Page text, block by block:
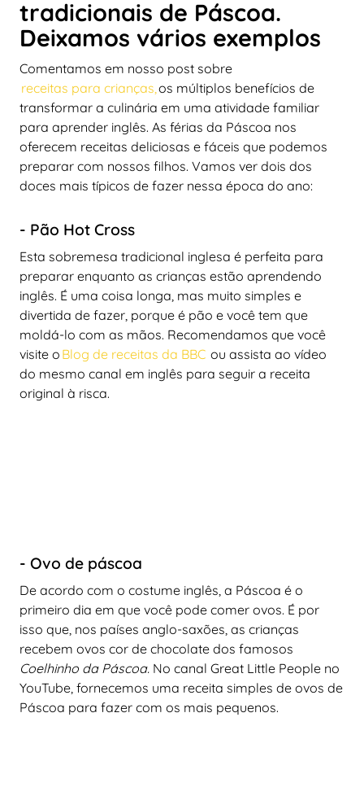
tradicionais de Páscoa.
Deixamos vários exemplos
Comentamos em nosso post sobre
receitas para crianças,os múltiplos benefícios de
transformar a culinária em uma atividade familiar
para aprender inglês. As férias da Páscoa nos
oferecem receitas deliciosas e fáceis que podemos
preparar com nossos filhos. Vamos ver dois dos
doces mais típicos de fazer nessa época do ano:
- Pão Hot Cross
Esta sobremesa tradicional inglesa é perfeita para
preparar enquanto as crianças estão aprendendo
inglês. É uma coisa longa, mas muito simples e
divertida de fazer, porque é pão e você tem que
moldá-lo com as mãos. Recomendamos que você
visite o Blog de receitas da BBC ou assista ao vídeo
do mesmo canal em inglês para seguir a receita
original à risca.
- Ovo de páscoa
De acordo com o costume inglês, a Páscoa é o
primeiro dia em que você pode comer ovos. É por
isso que, nos países anglo-saxões, as crianças
recebem ovos cor de chocolate dos famosos
Coelhinho da Páscoa. No canal Great Little People no
YouTube, fornecemos uma receita simples de ovos de
Páscoa para fazer com os mais pequenos.